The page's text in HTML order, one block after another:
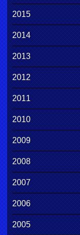
2015
2014
2013
2012
2011
2010
2009
2008
2007
2006
2005